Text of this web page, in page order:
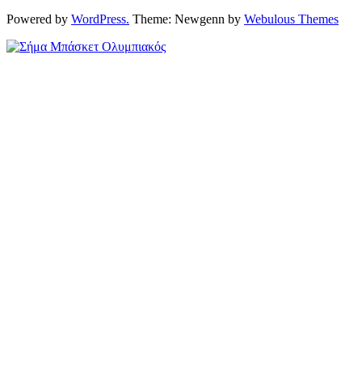
Powered by WordPress. Theme: Newgenn by Webulous Themes